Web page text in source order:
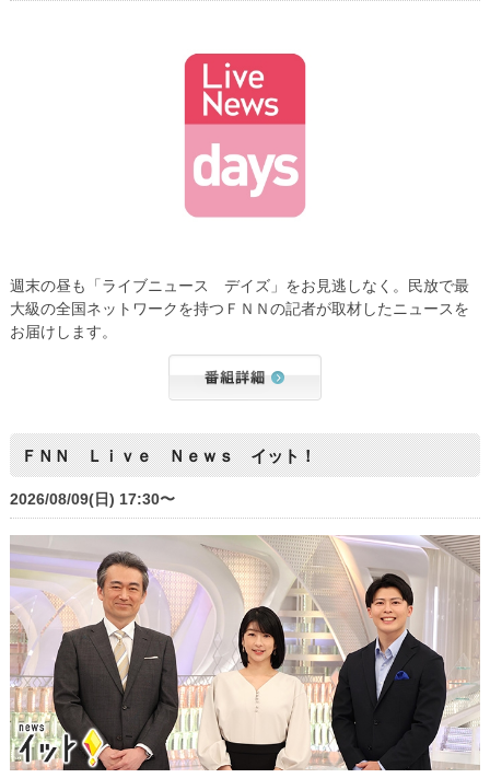
週末の昼も「ライブニュース デイズ」をお見逃しなく。民放で最
大級の全国ネットワークを持つＦＮＮの記者が取材したニュースを
お届けします。
ＦＮＮ Ｌｉｖｅ Ｎｅｗｓ イット！
2026/08/09(日) 17:30〜